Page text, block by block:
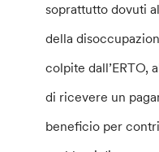
soprattutto dovuti
della
colpite dall’ERTO,
di ricevere un
beneficio per